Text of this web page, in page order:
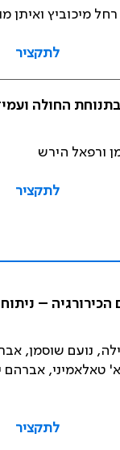
מיכוביץ ואיתן
לתקציר
החולה
ורפאל הירש
לתקציר
–
נועם שוסמן,
טאלאמיני, אברהם
לתקציר